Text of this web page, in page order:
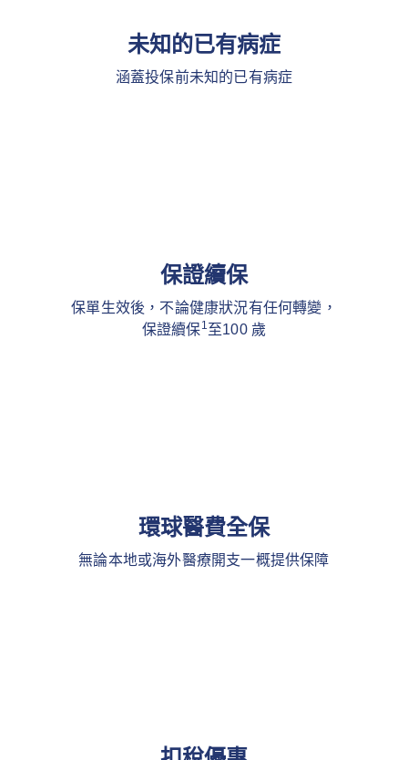
未知的已有病症
涵蓋投保前未知的已有病症
保證續保
保單生效後，不論健康狀況有任何轉變，
保證續保1至100 歲
環球醫費全保
無論本地或海外醫療開支一概提供保障